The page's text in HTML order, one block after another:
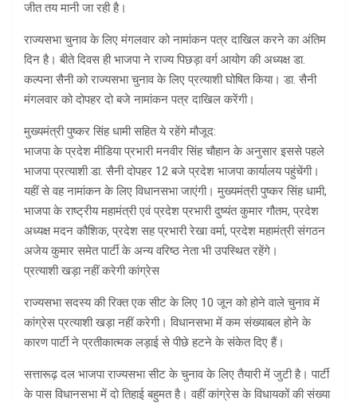
जीत तय मानी जा रही है।
राज्यसभा चुनाव के लिए मंगलवार को नामांकन पत्र दाखिल करने का अंतिम
दिन है। बीते दिवस ही भाजपा ने राज्य पिछड़ा वर्ग आयोग की अध्यक्ष डा.
कल्पना सैनी को राज्यसभा चुनाव के लिए प्रत्याशी घोषित किया। डा. सैनी
मंगलवार को दोपहर दो बजे नामांकन पत्र दाखिल करेंगी।
मुख्यमंत्री पुष्कर सिंह धामी सहित ये रहेंगे मौजूद:
भाजपा के प्रदेश मीडिया प्रभारी मनवीर सिंह चौहान के अनुसार इससे पहले
भाजपा प्रत्याशी डा. सैनी दोपहर 12 बजे प्रदेश भाजपा कार्यालय पहुंचेंगी।
यहीं से वह नामांकन के लिए विधानसभा जाएंगी। मुख्यमंत्री पुष्कर सिंह धामी,
भाजपा के राष्ट्रीय महामंत्री एवं प्रदेश प्रभारी दुष्यंत कुमार गौतम, प्रदेश
अध्यक्ष मदन कौशिक, प्रदेश सह प्रभारी रेखा वर्मा, प्रदेश महामंत्री संगठन
अजेय कुमार समेत पार्टी के अन्य वरिष्ठ नेता भी उपस्थित रहेंगे।
प्रत्याशी खड़ा नहीं करेगी कांग्रेस
राज्यसभा सदस्य की रिक्त एक सीट के लिए 10 जून को होने वाले चुनाव में
कांग्रेस प्रत्याशी खड़ा नहीं करेगी। विधानसभा में कम संख्याबल होने के
कारण पार्टी ने प्रतीकात्मक लड़ाई से पीछे हटने के संकेत दिए हैं।
सत्तारूढ़ दल भाजपा राज्यसभा सीट के चुनाव के लिए तैयारी में जुटी है। पार्टी
के पास विधानसभा में दो तिहाई बहुमत है। वहीं कांग्रेस के विधायकों की संख्या